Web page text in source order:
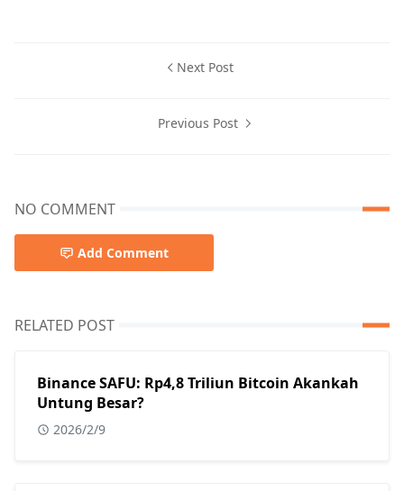
Next Post
Previous Post
NO COMMENT
Add Comment
RELATED POST
Binance SAFU: Rp4,8 Triliun Bitcoin Akankah
Untung Besar?
2026/2/9